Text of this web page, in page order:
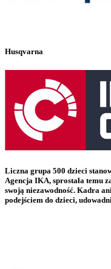
Husqvarna
Liczna grupa 500 dzieci
Agencja IKA, sprostała temu
swoją niezawodność. Kadra
podejściem do dzieci,